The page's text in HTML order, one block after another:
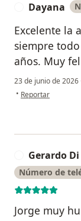
Dayana
Excelente la
siempre
años. Muy
23 de junio de 2026
• en opinión del
Reportar
Gerardo
Número de
Jorge muy